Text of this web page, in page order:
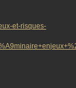
et-risques-